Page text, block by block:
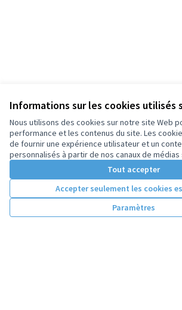
Informations sur les cookies utilisés
Nous utilisons des cookies sur notre site Web
performance et les contenus du site. Les
de fournir une expérience utilisateur et un
personnalisés à partir de nos canaux de médias
Tout accepter
Accepter seulement les cookies
Paramètres